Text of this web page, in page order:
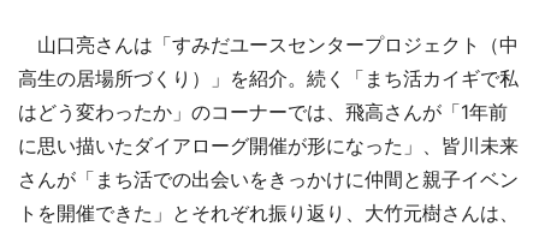
山口亮さんは「すみだユースセンタープロジェクト（中
高生の居場所づくり）」を紹介。続く「まち活カイギで私
はどう変わったか」のコーナーでは、飛高さんが「1年前
に思い描いたダイアローグ開催が形になった」、皆川未来
さんが「まち活での出会いをきっかけに仲間と親子イベン
トを開催できた」とそれぞれ振り返り、大竹元樹さんは、